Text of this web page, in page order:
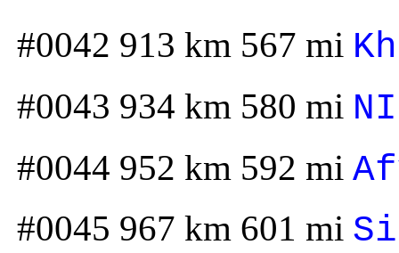
#0042 913 km 567 mi
#0043 934 km 580 mi
#0044 952 km 592 mi
#0045 967 km 601 mi